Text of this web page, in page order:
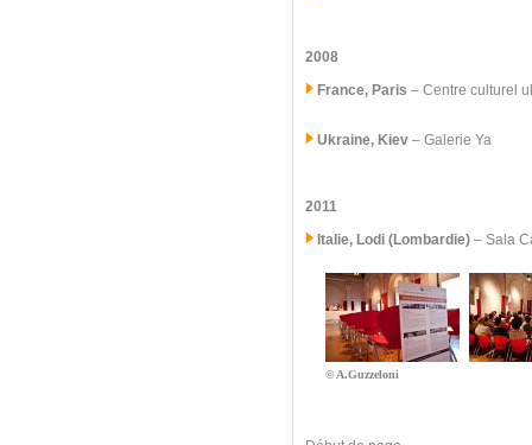
2008
France, Paris – Centre culturel
Ukraine, Kiev – Galerie Ya
2011
Italie, Lodi (Lombardie) – Sala
© A.Guzzeloni